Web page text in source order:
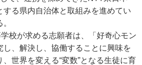
する県内自治体と取組みを進めてい
校が求める志願者は、「好奇心モン
し、解決し、協働することに興味を
世界を変える“変数”となる生徒に育